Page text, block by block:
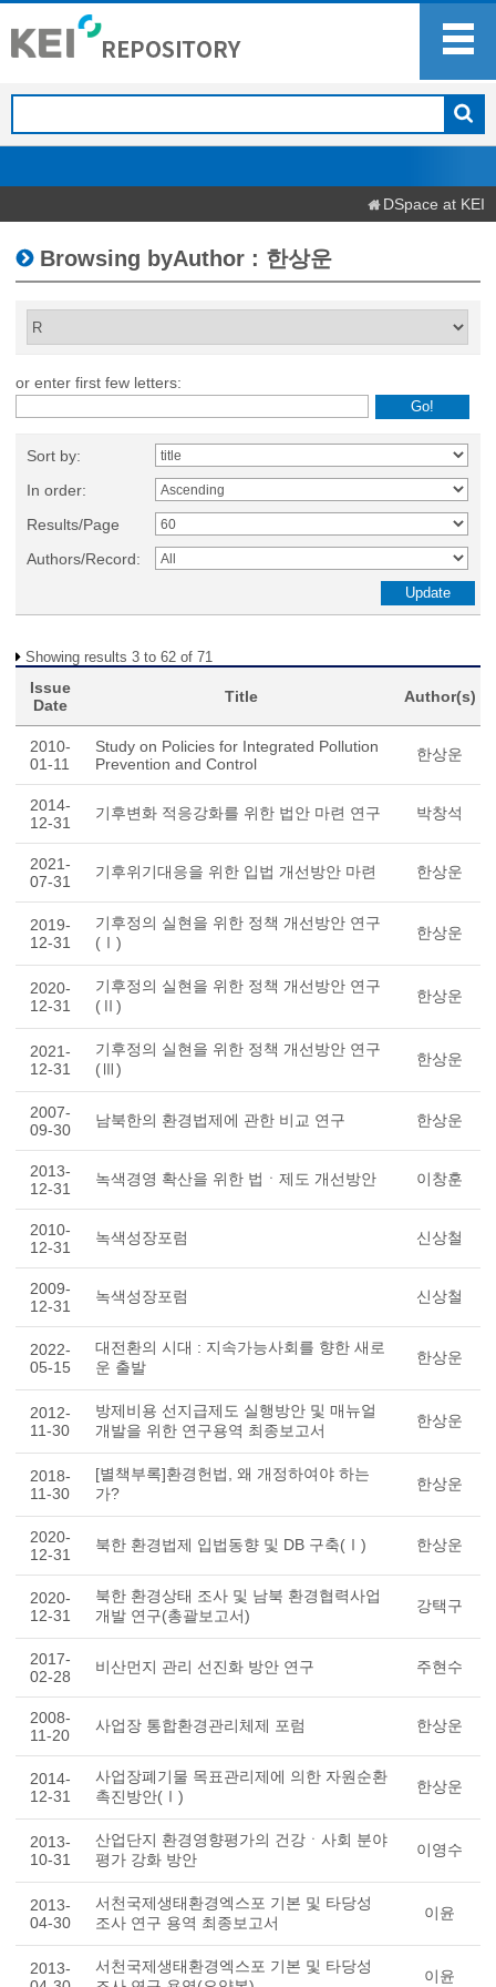
DSpace at KEI
Browsing byAuthor : 한상운
or enter first few letters:
Sort by:
In order:
Results/Page
Authors/Record:
Showing results 3 to 62 of 71
Issue
Date
Title Author(s)
2010-
01-11
Study on Policies for Integrated Pollution
Prevention and Control
한상운
2014-
12-31
기후변화 적응강화를 위한 법안 마련 연구 박창석
2021-
07-31
기후위기대응을 위한 입법 개선방안 마련 한상운
2019-
12-31
기후정의 실현을 위한 정책 개선방안 연구
(Ⅰ)
한상운
2020-
12-31
기후정의 실현을 위한 정책 개선방안 연구
(Ⅱ)
한상운
2021-
12-31
기후정의 실현을 위한 정책 개선방안 연구
(Ⅲ)
한상운
2007-
09-30
남북한의 환경법제에 관한 비교 연구 한상운
2013-
12-31
녹색경영 확산을 위한 법ㆍ제도 개선방안 이창훈
2010-
12-31
녹색성장포럼 신상철
2009-
12-31
녹색성장포럼 신상철
2022-
05-15
대전환의 시대 : 지속가능사회를 향한 새로
운 출발
한상운
2012-
11-30
방제비용 선지급제도 실행방안 및 매뉴얼
개발을 위한 연구용역 최종보고서
한상운
2018-
11-30
[별책부록]환경헌법, 왜 개정하여야 하는
가?
한상운
2020-
12-31
북한 환경법제 입법동향 및 DB 구축(Ⅰ) 한상운
2020-
12-31
북한 환경상태 조사 및 남북 환경협력사업
개발 연구(총괄보고서)
강택구
2017-
02-28
비산먼지 관리 선진화 방안 연구 주현수
2008-
11-20
사업장 통합환경관리체제 포럼 한상운
2014-
12-31
사업장폐기물 목표관리제에 의한 자원순환
촉진방안(Ⅰ)
한상운
2013-
10-31
산업단지 환경영향평가의 건강ㆍ사회 분야
평가 강화 방안
이영수
2013-
04-30
서천국제생태환경엑스포 기본 및 타당성
조사 연구 용역 최종보고서
이윤
2013-
서천국제생태환경엑스포 기본 및 타당성
이윤